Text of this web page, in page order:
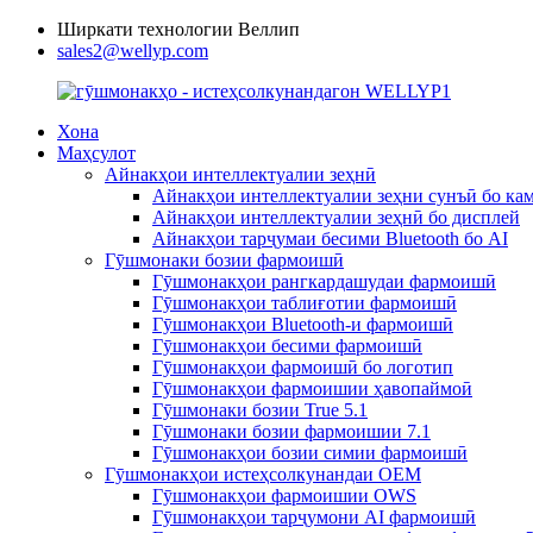
Ширкати технологии Веллип
sales2@wellyp.com
Хона
Маҳсулот
Айнакҳои интеллектуалии зеҳнӣ
Айнакҳои интеллектуалии зеҳни сунъӣ бо
Айнакҳои интеллектуалии зеҳнӣ бо дисплей
Айнакҳои тарҷумаи бесими Bluetooth бо AI
Гӯшмонаки бозии фармоишӣ
Гӯшмонакҳои рангкардашудаи фармоишӣ
Гӯшмонакҳои таблиғотии фармоишӣ
Гӯшмонакҳои Bluetooth-и фармоишӣ
Гӯшмонакҳои бесими фармоишӣ
Гӯшмонакҳои фармоишӣ бо логотип
Гӯшмонакҳои фармоишии ҳавопаймоӣ
Гӯшмонаки бозии True 5.1
Гӯшмонаки бозии фармоишии 7.1
Гӯшмонакҳои бозии симии фармоишӣ
Гӯшмонакҳои истеҳсолкунандаи OEM
Гӯшмонакҳои фармоишии OWS
Гӯшмонакҳои тарҷумони AI фармоишӣ